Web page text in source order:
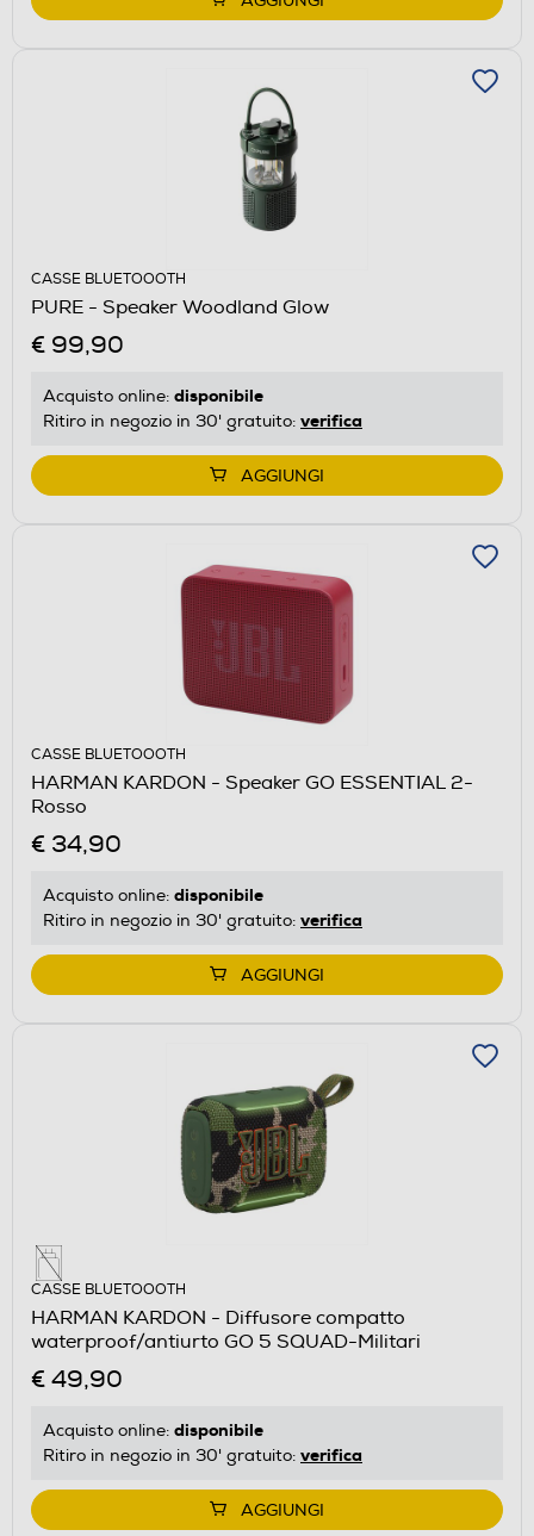
CASSE BLUETOOOTH
PURE - Speaker Woodland Glow
€ 99,90
Acquisto online: disponibile
Ritiro in negozio in 30' gratuito: verifica
AGGIUNGI
CASSE BLUETOOOTH
HARMAN KARDON - Speaker GO ESSENTIAL 2-
Rosso
€ 34,90
Acquisto online: disponibile
Ritiro in negozio in 30' gratuito: verifica
AGGIUNGI
CASSE BLUETOOOTH
HARMAN KARDON - Diffusore compatto
waterproof/antiurto GO 5 SQUAD-Militari
€ 49,90
Acquisto online: disponibile
Ritiro in negozio in 30' gratuito: verifica
AGGIUNGI